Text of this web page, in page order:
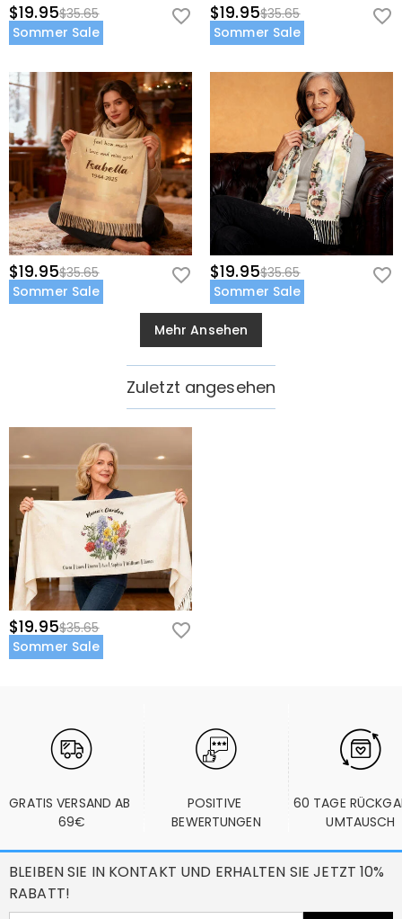
$19.95$35.65
Sommer Sale
$19.95$35.65
Sommer Sale
$19.95$35.65
Sommer Sale
$19.95$35.65
Sommer Sale
Mehr Ansehen
Zuletzt angesehen
$19.95$35.65
Sommer Sale
GRATIS VERSAND AB
69€
POSITIVE
BEWERTUNGEN
60 TAGE
UMTAUSCH
BLEIBEN SIE IN KONTAKT UND ERHALTEN SIE JETZT 10%
RABATT!